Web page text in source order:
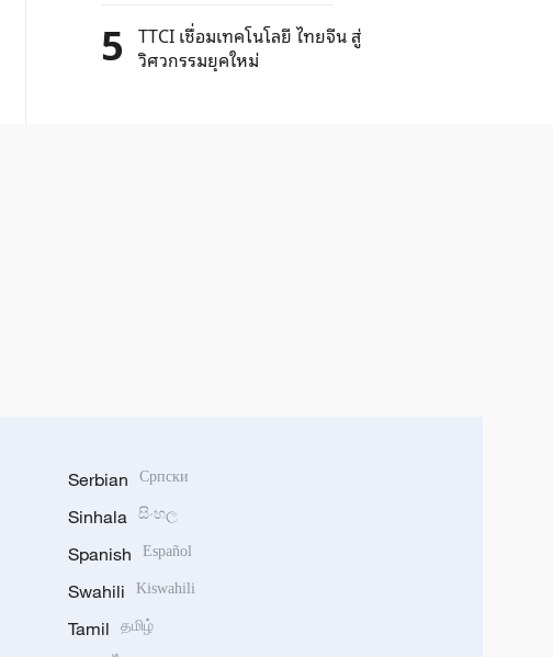
5 TTCI เชื่อมเทคโนโลยี ไทยจีน สู่
วิศวกรรมยุคใหม่
Serbian Српски
Sinhala සිංහල
Spanish Español
Swahili Kiswahili
Tamil தமிழ்